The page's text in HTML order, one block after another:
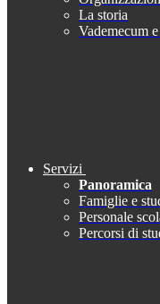
La storia
Vademecum
Servizi
Panoramica
Famiglie e
Personale
Percorsi di